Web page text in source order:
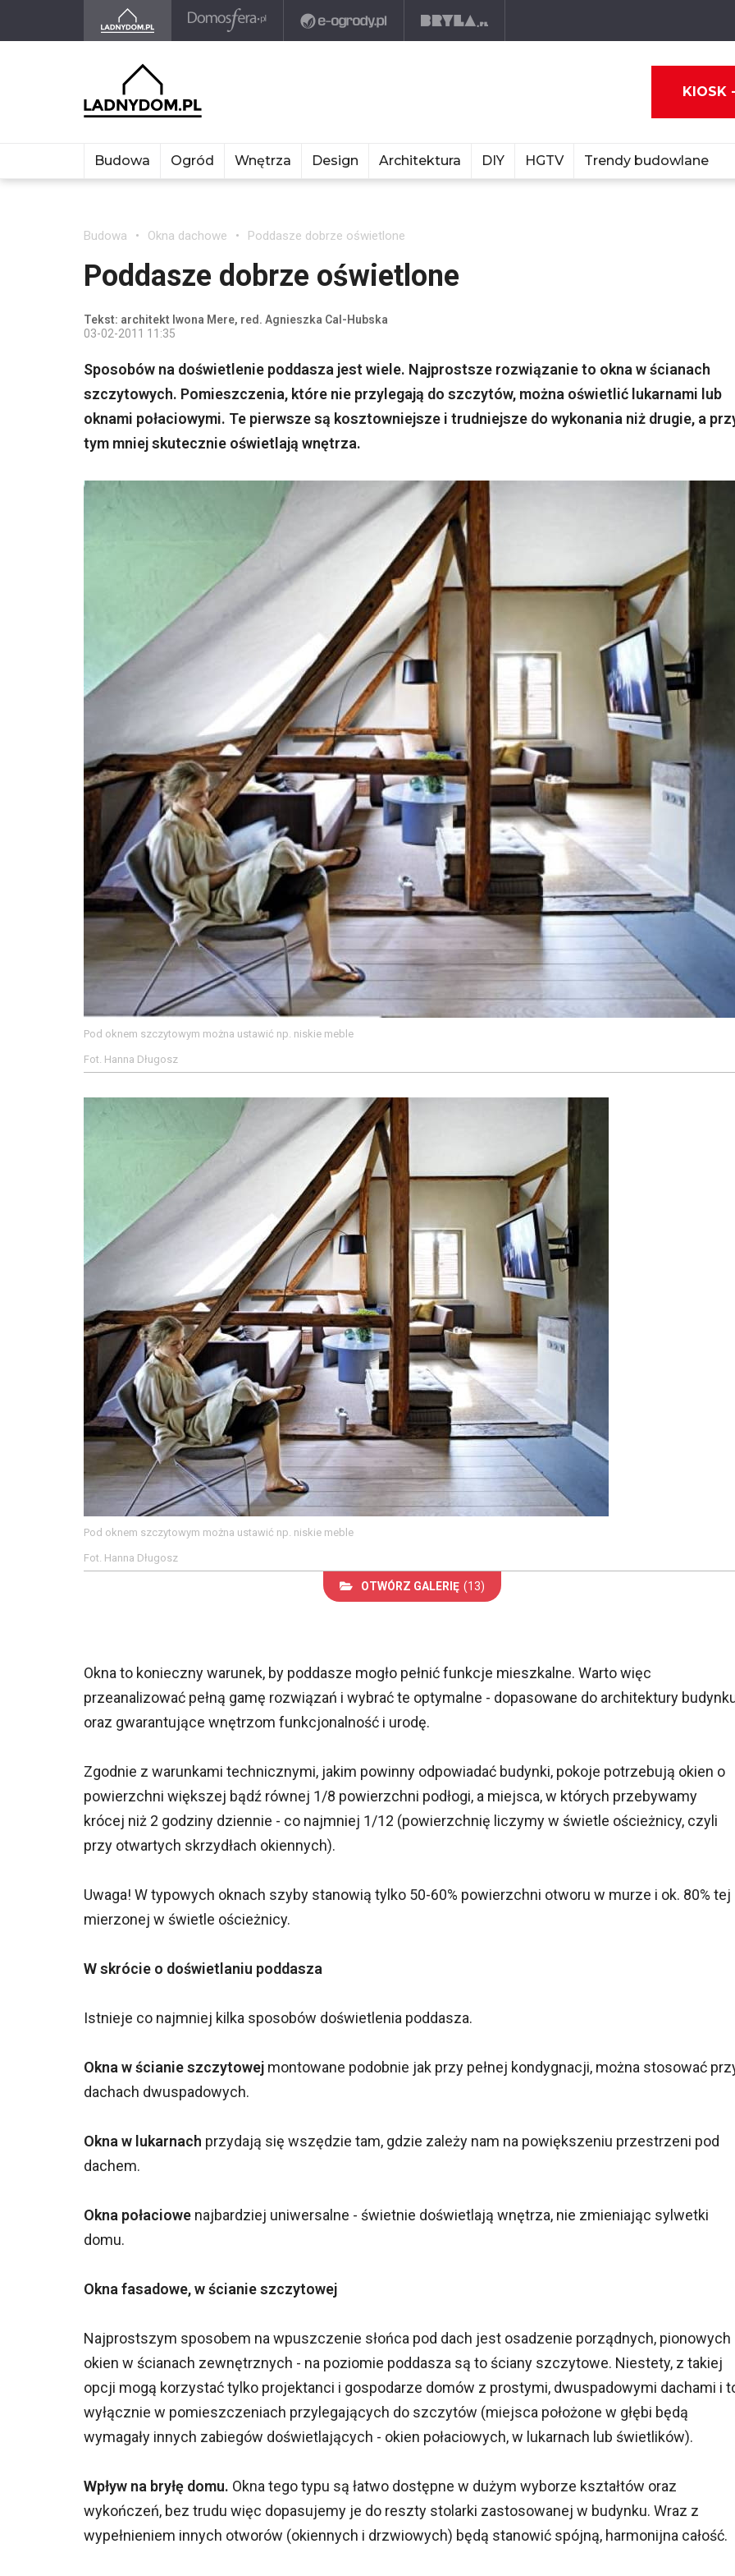
KIOSK
Budowa Ogród Wnętrza Design Architektura DIY HGTV Trendy budowlane
Budowa Okna dachowe Poddasze dobrze oświetlone
Poddasze dobrze oświetlone
Tekst: architekt Iwona Mere, red. Agnieszka Cal-Hubska
03-02-2011 11:35
Sposobów na doświetlenie poddasza jest wiele. Najprostsze rozwiązanie to okna w ścianach
szczytowych. Pomieszczenia, które nie przylegają do szczytów, można oświetlić lukarnami lub
oknami połaciowymi. Te pierwsze są kosztowniejsze i trudniejsze do wykonania niż drugie, a
tym mniej skutecznie oświetlają wnętrza.
Pod oknem szczytowym można ustawić np. niskie meble
Fot. Hanna Długosz
Pod oknem szczytowym można ustawić np. niskie meble
Fot. Hanna Długosz
OTWÓRZ GALERIĘ (13)
Okna to konieczny warunek, by poddasze mogło pełnić funkcje mieszkalne. Warto więc
przeanalizować pełną gamę rozwiązań i wybrać te optymalne - dopasowane do architektury
oraz gwarantujące wnętrzom funkcjonalność i urodę.
Zgodnie z warunkami technicznymi, jakim powinny odpowiadać budynki, pokoje potrzebują okien o
powierzchni większej bądź równej 1/8 powierzchni podłogi, a miejsca, w których przebywamy
krócej niż 2 godziny dziennie - co najmniej 1/12 (powierzchnię liczymy w świetle ościeżnicy, czyli
przy otwartych skrzydłach okiennych).
Uwaga! W typowych oknach szyby stanowią tylko 50-60% powierzchni otworu w murze i ok. 80% tej
mierzonej w świetle ościeżnicy.
W skrócie o doświetlaniu poddasza
Istnieje co najmniej kilka sposobów doświetlenia poddasza.
Okna w ścianie szczytowej montowane podobnie jak przy pełnej kondygnacji, można stosować
dachach dwuspadowych.
Okna w lukarnach przydają się wszędzie tam, gdzie zależy nam na powiększeniu przestrzeni pod
dachem.
Okna połaciowe najbardziej uniwersalne - świetnie doświetlają wnętrza, nie zmieniając sylwetki
domu.
Okna fasadowe, w ścianie szczytowej
Najprostszym sposobem na wpuszczenie słońca pod dach jest osadzenie porządnych, pionowych
okien w ścianach zewnętrznych - na poziomie poddasza są to ściany szczytowe. Niestety, z takiej
opcji mogą korzystać tylko projektanci i gospodarze domów z prostymi, dwuspadowymi dachami i
wyłącznie w pomieszczeniach przylegających do szczytów (miejsca położone w głębi będą
wymagały innych zabiegów doświetlających - okien połaciowych, w lukarnach lub świetlików).
Wpływ na bryłę domu. Okna tego typu są łatwo dostępne w dużym wyborze kształtów oraz
wykończeń, bez trudu więc dopasujemy je do reszty stolarki zastosowanej w budynku. Wraz z
wypełnieniem innych otworów (okiennych i drzwiowych) będą stanowić spójną, harmonijna całość.